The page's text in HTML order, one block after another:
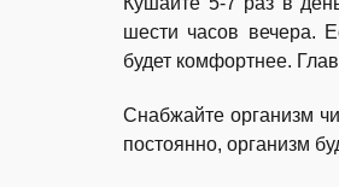
шести часов вечера.
будет комфортнее.
Снабжайте организм
постоянно, организм